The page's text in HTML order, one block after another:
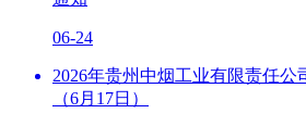
06-24
2026年贵州中烟工业有限责任公
（6月17日）